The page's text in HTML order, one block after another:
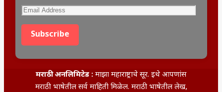
Email
Address
Subscribe
मराठी अनलिमिटेड : माझा महाराष्ट्राचे सूर. इथे आपणांस
मराठी भाषेतील सर्व माहिती मिळेल. मराठी भाषेतील लेख,